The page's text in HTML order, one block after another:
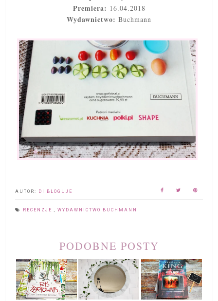
Premiera: 16.04.2018
Wydawnictwo: Buchmann
AUTOR: DI BLOGUJE
RECENZJE , WYDAWNICTWO BUCHMANN
PODOBNE POSTY